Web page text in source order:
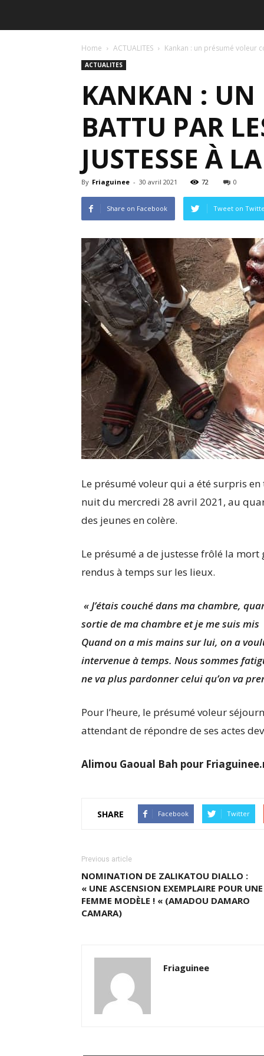
Home ACTUALITES Kankan : un présumé voleur
ACTUALITES
KANKAN : UN
BATTU PAR
JUSTESSE À
By Friaguinee - 30 avril 2021 72 0
Share on Facebook Tweet on
Le présumé voleur qui a été surpris
nuit du mercredi 28 avril 2021, au
des jeunes en colère.
Le présumé a de justesse frôlé la
rendus à temps sur les lieux.
« J’étais couché dans ma chambre,
sortie de ma chambre et je me suis
Quand on a mis mains sur lui, on a
intervenue à temps. Nous sommes
ne va plus pardonner celui qu’on va
Pour l’heure, le présumé voleur
attendant de répondre de ses actes
Alimou Gaoual Bah pour
SHARE Facebook Twitter
Previous article
NOMINATION DE ZALIKATOU DIALLO :
« UNE ASCENSION EXEMPLAIRE POUR UNE
FEMME MODÈLE ! « (AMADOU DAMARO
CAMARA)
Friaguinee